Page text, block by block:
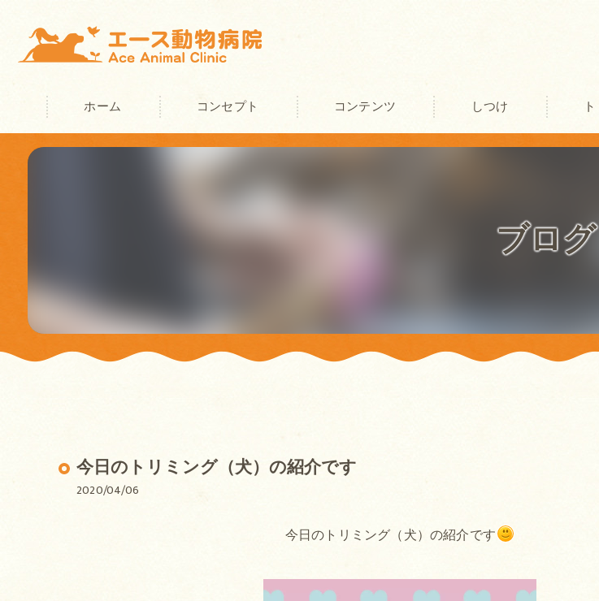
ホーム コンセプト
奈良の動物病院･エース動物病院の口コミ情報
奈良の動物病院･エース動物病院の評判
奈良の動物病院･エース動物病院のお客様の声
コンテンツ しつけ
ブログ
今日のトリミング（犬）の紹介です
2020/04/06
今日のトリミング（犬）の紹介です